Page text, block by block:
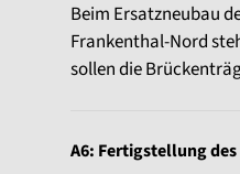
Beim Ersatzneubau
Frankenthal-Nord
sollen die
A6: Fertigstellung